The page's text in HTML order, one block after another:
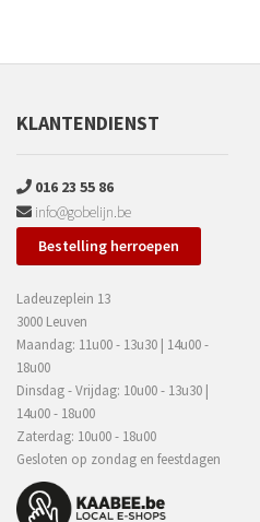
KLANTENDIENST
016 23 55 86
info@gobelijn.be
Bestelling herroepen
Ladeuzeplein 13
3000 Leuven
Maandag: 11u00 - 13u30 | 14u00 -
18u00
Dinsdag - Vrijdag: 10u00 - 13u30 |
14u00 - 18u00
Zaterdag: 10u00 - 18u00
Gesloten op zondag en feestdagen